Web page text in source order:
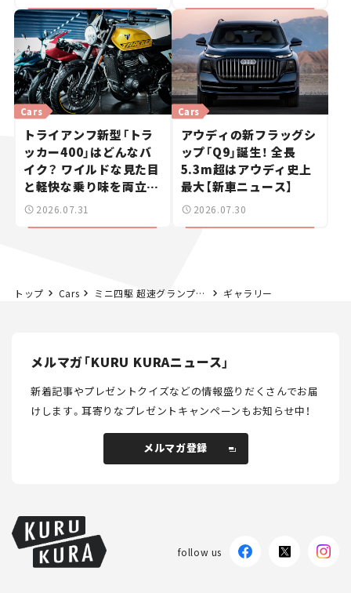
トライアンフ新型「トラ
ッカー400」はどんなバ
イク？ ワイルドな見た目
と軽快な乗り味を両立し
た400ccフラットトラッ
Cars
2026.07.31
アウディの新フラッグシ
ップ「Q9」誕生！ 全長
5.3m超はアウディ史上
最大【新車ニュース】
Cars
2026.07.30
トップ Cars ミニ四駆 超速グランプリにゲーム初心者が挑戦したら、幼少期の情熱がよみがえった。 ギャラリー
メルマガ「KURU KURAニュース」
新着記事やプレゼントクイズなどの情報盛りだくさんでお届
けします。耳寄りなプレゼントキャンペーンもお知らせ中！
メルマガ登録
follow us